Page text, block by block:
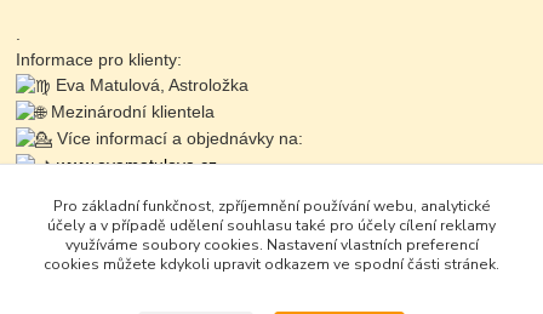
.
Informace pro klienty:
Eva Matulová, Astroložka
Mezinárodní klientela
Více informací a objednávky na:
www.evamatulova.cz
Objednaní: 725 711 703
Zapište se do online kurzů
Pro základní funkčnost, zpříjemnění používání webu, analytické
účely a v případě udělení souhlasu také pro účely cílení reklamy
využíváme soubory cookies. Nastavení vlastních preferencí
cookies můžete kdykoli upravit odkazem ve spodní části stránek.